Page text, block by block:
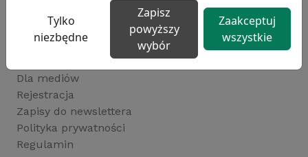
Warsztaty, szkolenia, konferencje
O nas
Dla mediów
Rejestracja
Zapisy do newslettera
Polityka prywatności
Regulamin
Tylko
niezbędne
Zapisz
powyższy
wybór
Zaakceptuj
wszystkie